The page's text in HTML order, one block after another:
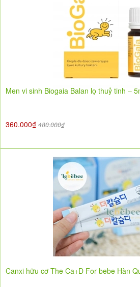
Men vi sinh Biogaia Balan lọ thuỷ tinh –
360.000₫ 480.000₫
Canxi hữu cơ The Ca+D For bebe Hàn